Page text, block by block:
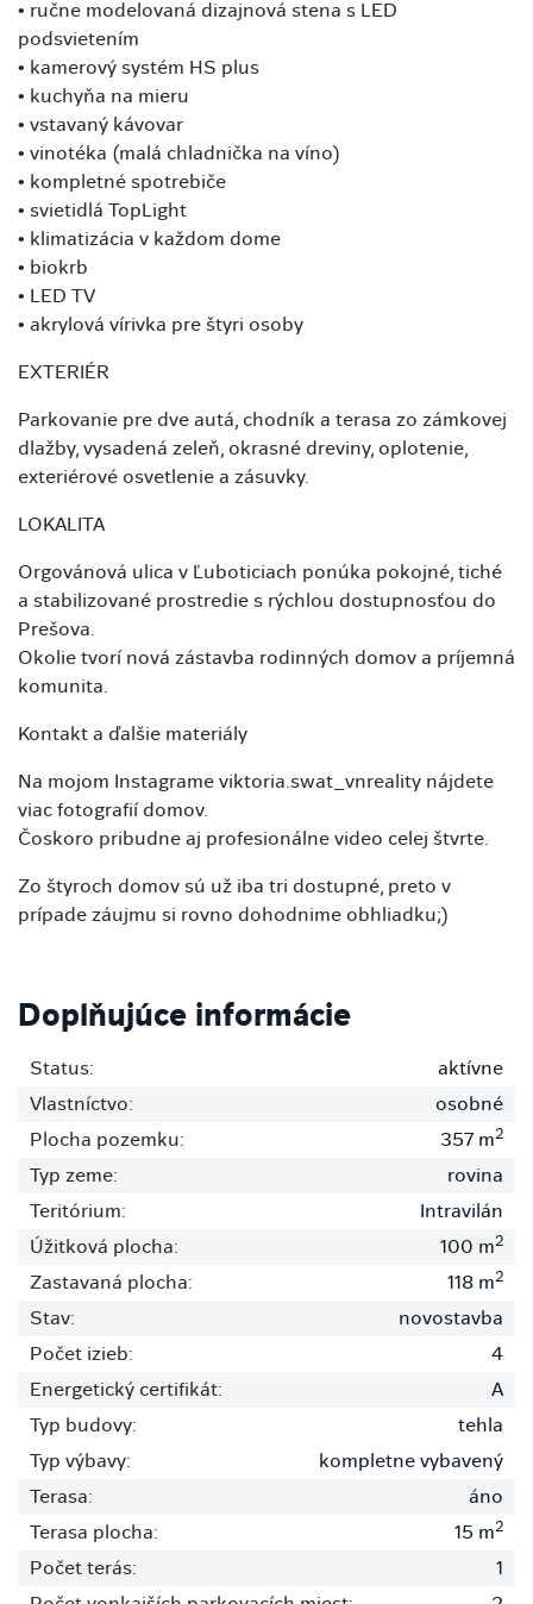
• ručne modelovaná dizajnová stena s LED
podsvietením
• kamerový systém HS plus
• kuchyňa na mieru
• vstavaný kávovar
• vinotéka (malá chladnička na víno)
• kompletné spotrebiče
• svietidlá TopLight
• klimatizácia v každom dome
• biokrb
• LED TV
• akrylová vírivka pre štyri osoby
EXTERIÉR
Parkovanie pre dve autá, chodník a terasa zo zámkovej
dlažby, vysadená zeleň, okrasné dreviny, oplotenie,
exteriérové osvetlenie a zásuvky.
LOKALITA
Orgovánová ulica v Ľuboticiach ponúka pokojné, tiché
a stabilizované prostredie s rýchlou dostupnosťou do
Prešova.
Okolie tvorí nová zástavba rodinných domov a príjemná
komunita.
Kontakt a ďalšie materiály
Na mojom Instagrame viktoria.swat_vnreality nájdete
viac fotografií domov.
Čoskoro pribudne aj profesionálne video celej štvrte.
Zo štyroch domov sú už iba tri dostupné, preto v
prípade záujmu si rovno dohodnime obhliadku;)
Doplňujúce informácie
Status:
aktívne
Vlastníctvo:
osobné
Plocha pozemku:
357 m2
Typ zeme:
rovina
Teritórium:
Intravilán
Úžitková plocha:
100 m2
Zastavaná plocha: 118 m2
Stav:
novostavba
Počet izieb:
4
Energetický certifikát:
A
Typ budovy:
tehla
Typ výbavy:
kompletne vybavený
Terasa:
áno
Terasa plocha:
15 m2
Počet terás:
1